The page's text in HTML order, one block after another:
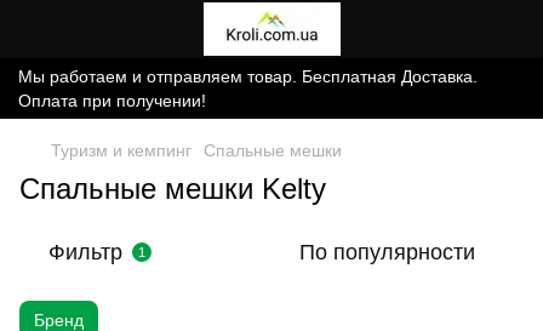
Мы работаем и отправляем товар. Бесплатная Доставка.
Оплата при получении!
Туризм и кемпинг Спальные мешки
Спальные мешки Kelty
Фильтр 1 По популярности
Бренд